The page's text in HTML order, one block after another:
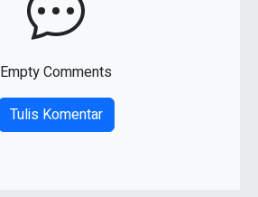
Empty Comments
Tulis Komentar